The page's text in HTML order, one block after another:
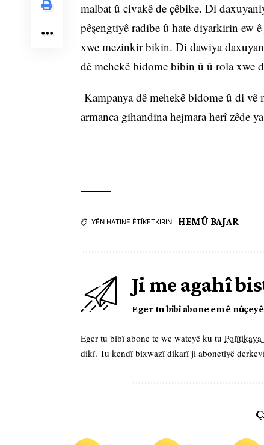
malbat û civakê de çêbike. Di
pêşengtiyê radibe û hate diyarkirin ew
xwe mezinkir bikin. Di dawiya
dê mehekê bidome bibin û û rola xwe
Kampanya dê mehekê bidome û di vê
armanca gihandina hejmara herî zêde
YÊN HATINE ÊTÎKETKIRIN HEMÛ BAJAR
Ji me agahî
Eger tu bibî abone em ê
Eger tu bibî abone te we wateyê ku tu
dikî. Tu kendî bixwazî dikarî ji abonetiyê